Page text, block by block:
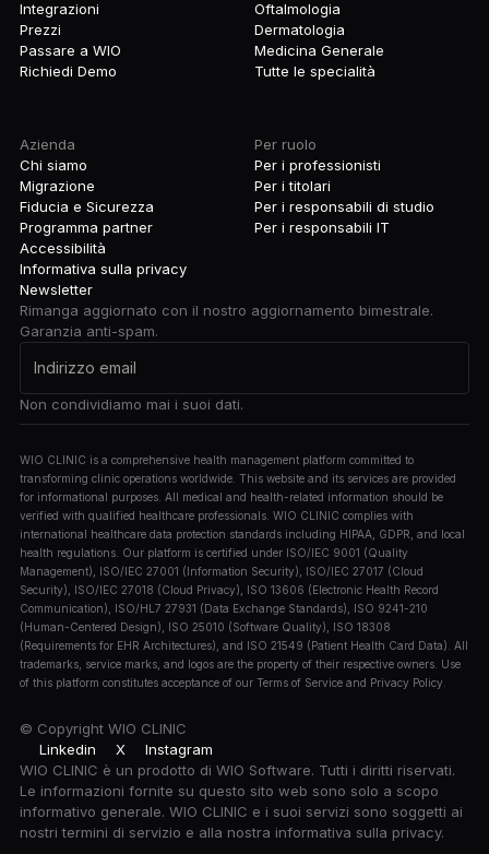
Integrazioni
Prezzi
Passare a WIO
Richiedi Demo
Oftalmologia
Dermatologia
Medicina Generale
Tutte le specialità
Azienda
Chi siamo
Migrazione
Fiducia e Sicurezza
Programma partner
Accessibilità
Informativa sulla privacy
Per ruolo
Per i professionisti
Per i titolari
Per i responsabili di studio
Per i responsabili IT
Newsletter
Rimanga aggiornato con il nostro aggiornamento bimestrale.
Garanzia anti-spam.
Non condividiamo mai i suoi dati.
WIO CLINIC is a comprehensive health management platform committed to
transforming clinic operations worldwide. This website and its services are provided
for informational purposes. All medical and health-related information should be
verified with qualified healthcare professionals. WIO CLINIC complies with
international healthcare data protection standards including HIPAA, GDPR, and local
health regulations. Our platform is certified under ISO/IEC 9001 (Quality
Management), ISO/IEC 27001 (Information Security), ISO/IEC 27017 (Cloud
Security), ISO/IEC 27018 (Cloud Privacy), ISO 13606 (Electronic Health Record
Communication), ISO/HL7 27931 (Data Exchange Standards), ISO 9241-210
(Human-Centered Design), ISO 25010 (Software Quality), ISO 18308
(Requirements for EHR Architectures), and ISO 21549 (Patient Health Card Data). All
trademarks, service marks, and logos are the property of their respective owners. Use
of this platform constitutes acceptance of our Terms of Service and Privacy Policy.
© Copyright WIO CLINIC
Linkedin
X
Instagram
WIO CLINIC è un prodotto di WIO Software. Tutti i diritti riservati.
Le informazioni fornite su questo sito web sono solo a scopo
informativo generale. WIO CLINIC e i suoi servizi sono soggetti ai
nostri termini di servizio e alla nostra informativa sulla privacy.